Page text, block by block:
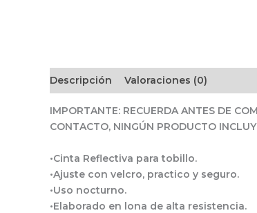
Descripción Valoraciones (0)
IMPORTANTE: RECUERDA ANTES DE
CONTACTO, NINGÚN PRODUCTO
•Cinta Reflectiva para tobillo.
•Ajuste con velcro, practico y seguro.
•Uso nocturno.
•Elaborado en lona de alta resistencia.